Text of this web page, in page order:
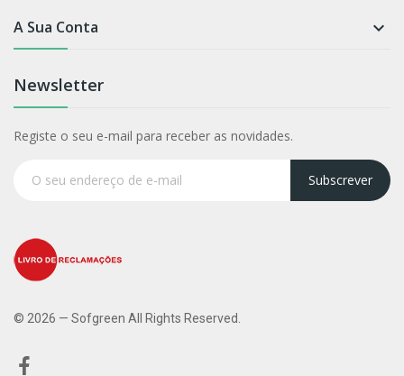
A Sua Conta 
Newsletter
Registe o seu e-mail para receber as novidades.
Subscrever
© 2026 — Sofgreen All Rights Reserved.